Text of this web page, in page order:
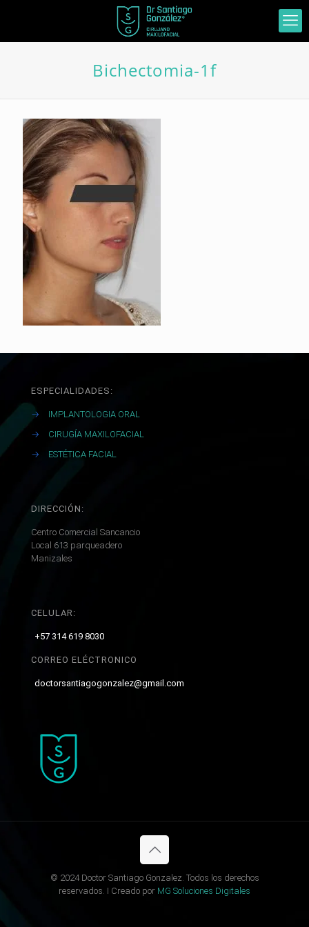
Bichectomia-1f
ESPECIALIDADES:
→
IMPLANTOLOGIA ORAL
→
CIRUGÍA MAXILOFACIAL
→
ESTÉTICA FACIAL
DIRECCIÓN:
Centro Comercial Sancancio
Local 613 parqueadero
Manizales
CELULAR:
+57 314 619 8030
CORREO ELÉCTRONICO
doctorsantiagogonzalez@gmail.com
© 2024 Doctor Santiago Gonzalez. Todos los derechos
reservados. I Creado por MG Soluciones Digitales